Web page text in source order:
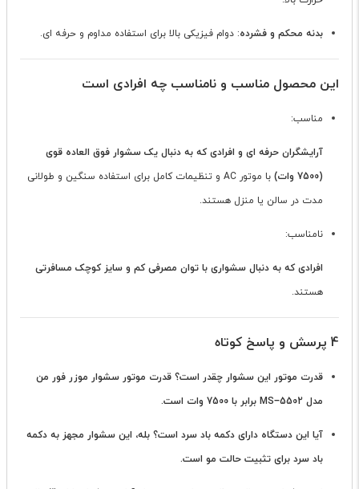
بدنه محکم و فشرده: دوام فیزیکی بالا برای استفاده مداوم و حرفه ای.
این محصول مناسب و نامناسب چه افرادی است
مناسب:
آرایشگران حرفه ای و افرادی که به دنبال یک سشوار فوق العاده قوی
(7500 وات)
با موتور AC و تنظیمات کامل برای استفاده سنگین و طولانی
مدت در سالن یا منزل هستند.
نامناسب:
افرادی که به دنبال سشواری با توان مصرفی کم و سایز کوچک مسافرتی
هستند.
4 پرسش و پاسخ کوتاه
قدرت موتور این سشوار چقدر است؟ قدرت موتور سشوار موزر فور من
مدل MS−5502 برابر با 7500 وات است.
آیا این دستگاه دارای دکمه باد سرد است؟ بله، این سشوار مجهز به دکمه
باد سرد برای تثبیت حالت مو است.